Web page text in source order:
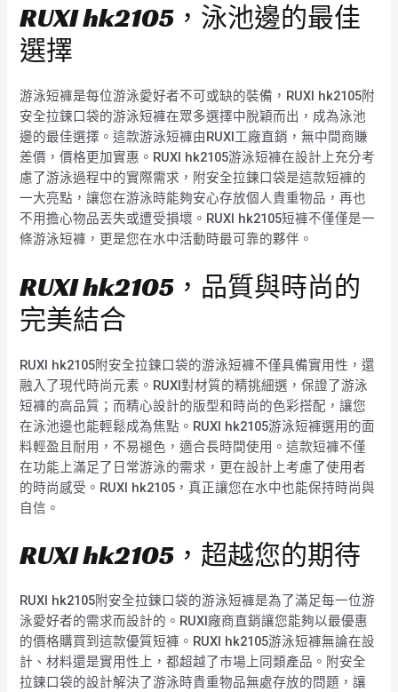
RUXI hk2105，泳池邊的最佳
選擇
游泳短褲是每位游泳愛好者不可或缺的裝備，RUXI hk2105附
安全拉鍊口袋的游泳短褲在眾多選擇中脫穎而出，成為泳池
邊的最佳選擇。這款游泳短褲由RUXI工廠直銷，無中間商賺
差價，價格更加實惠。RUXI hk2105游泳短褲在設計上充分考
慮了游泳過程中的實際需求，附安全拉鍊口袋是這款短褲的
一大亮點，讓您在游泳時能夠安心存放個人貴重物品，再也
不用擔心物品丟失或遭受損壞。RUXI hk2105短褲不僅僅是一
條游泳短褲，更是您在水中活動時最可靠的夥伴。
RUXI hk2105，品質與時尚的
完美結合
RUXI hk2105附安全拉鍊口袋的游泳短褲不僅具備實用性，還
融入了現代時尚元素。RUXI對材質的精挑細選，保證了游泳
短褲的高品質；而精心設計的版型和時尚的色彩搭配，讓您
在泳池邊也能輕鬆成為焦點。RUXI hk2105游泳短褲選用的面
料輕盈且耐用，不易褪色，適合長時間使用。這款短褲不僅
在功能上滿足了日常游泳的需求，更在設計上考慮了使用者
的時尚感受。RUXI hk2105，真正讓您在水中也能保持時尚與
自信。
RUXI hk2105，超越您的期待
RUXI hk2105附安全拉鍊口袋的游泳短褲是為了滿足每一位游
泳愛好者的需求而設計的。RUXI廠商直銷讓您能夠以最優惠
的價格購買到這款優質短褲。RUXI hk2105游泳短褲無論在設
計、材料還是實用性上，都超越了市場上同類產品。附安全
拉鍊口袋的設計解決了游泳時貴重物品無處存放的問題，讓